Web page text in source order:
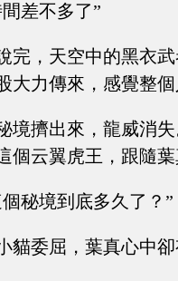
差不多了”
完，天空中的黑衣
大力傳來，感覺整
境擠出來，龍威消
個云翼虎王，跟隨
秘境到底多久了？”
貓委屈，葉真心中